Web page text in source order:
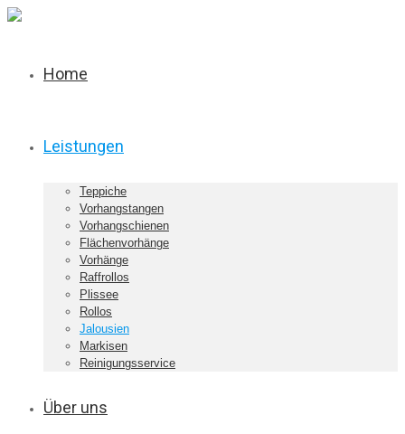
Home
Leistungen
Teppiche
Vorhangstangen
Vorhangschienen
Flächenvorhänge
Vorhänge
Raffrollos
Plissee
Rollos
Jalousien
Markisen
Reinigungsservice
Über uns